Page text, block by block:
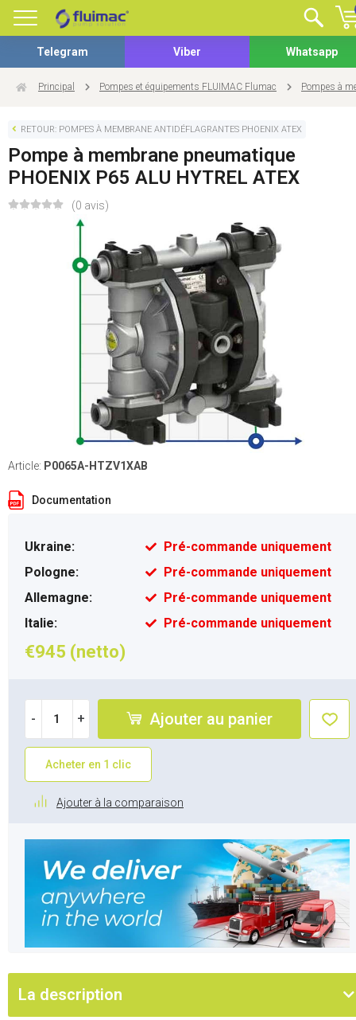
Telegram Viber Whatsapp
Principal Pompes et équipements FLUIMAC Flumac Pompes à
RETOUR: POMPES À MEMBRANE ANTIDÉFLAGRANTES PHOENIX ATEX
Pompe à membrane pneumatique
PHOENIX P65 ALU HYTREL ATEX
(0 avis)
Article: P0065A-HTZV1XAB
Documentation
Ukraine:
Pré-commande uniquement
Pologne:
Pré-commande uniquement
Allemagne:
Pré-commande uniquement
Italie:
Pré-commande uniquement
€945 (netto)
- + Ajouter au panier
Acheter en 1 clic
Ajouter à la comparaison
La description